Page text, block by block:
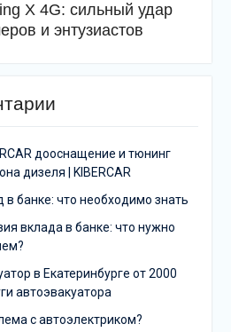
X 4G: сильный удар
и энтузиастов
дооснащение и тюнинг
дизеля | KIBERCAR
в банке: что необходимо знать
вклада в банке: что нужно
в Екатеринбурге от 2000
автоэвакуатора
с автоэлектриком?